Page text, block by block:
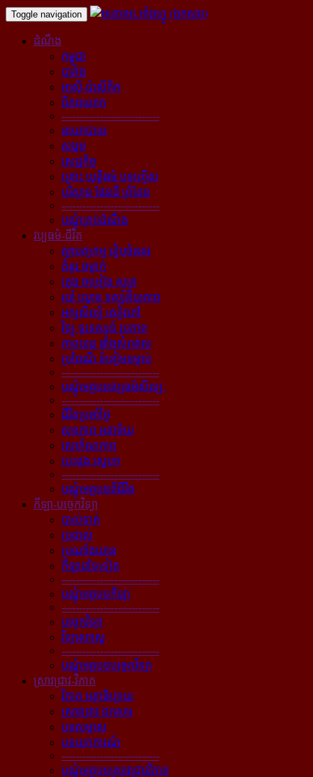
Toggle navigation
ដំណឹង
កម្ពុជា
បារាំង
អាស៊ី-ប៉ាស៊ីភិក
ពិភពលោក
----------------------------
នយោបាយ
សង្គម
សេដ្ឋកិច្ច
គ្រោះ យុត្តិធម៌ បទល្មើស
បរិស្ថាន ផែនដី ព្រំដែន
----------------------------
បណ្ដុំគ្រប់ដំណឹង
វប្បធម៌-ជីវិត
ស្ថាបត្យកម្ម រៀបចំនគរ
គំនូរ ចម្លាក់
ភ្លេង ចម្រៀង ស្មូត្រ
របាំ ល្ខោន ទស្សនីយភាព
អក្សសិល្ប៍ សៀវភៅ
វិទ្យុ ទូរទស្សន៍ រូបភាព
ភាពយន្ដ ផ្ទាំងសំពត់ស
ប្រពៃណី ទំនៀមទម្លាប់
----------------------------
បណ្ដុំអត្ថបទវប្បធម៌សិល្បៈ
----------------------------
ជីវិតប្រចាំថ្ងៃ
សុខភាព អនាម័យ
សោភ័ណភាព
បេះដូង ស្នេហា
----------------------------
បណ្ដុំអត្ថបទពីជីវិត
កីឡា-បច្ចេកវិទ្យា
បាល់ទាត់
ប្រដាល់
ប្រណាំងយាន
កីឡាដទៃទៀត
----------------------------
បណ្ដុំអត្ថបទកីឡា
----------------------------
បច្ចេកវិទ្យា
វិទ្យាសាស្ត្រ
----------------------------
បណ្ដុំអត្ថបទបច្ចេកវិទ្យា
ស្រាវជ្រាវ-វិភាគ
វិភាគ អត្ថាធិប្បាយ
ស្រាវជ្រាវ ឯកសារ
បទសម្ភាស
បទយកការណ៍
----------------------------
បណ្ដុំអត្ថបទស្រាវជ្រាវវិភាគ